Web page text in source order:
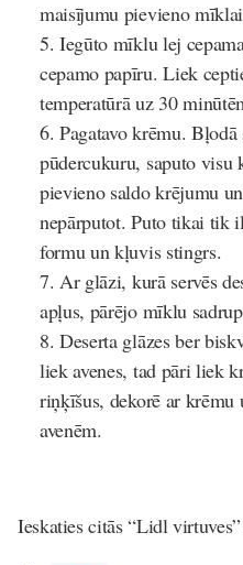
maisījumu pievieno
Iegūto mīklu lej
cepamo papīru. Liek
temperatūrā uz 30
Pagatavo krēmu.
pūdercukuru, saputo visu
pievieno saldo krējumu
nepārputot. Puto tikai tik
formu un kļuvis stingrs.
Ar glāzi, kurā servēs
apļus, pārējo mīklu
Deserta glāzes ber
liek avenes, tad pāri liek
riņķīšus, dekorē ar krēmu
avenēm.
Ieskaties citās “Lidl